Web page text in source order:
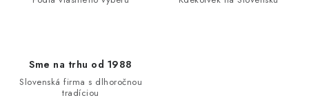
Sme na trhu od 1988
Slovenská firma s dlhoročnou
tradíciou